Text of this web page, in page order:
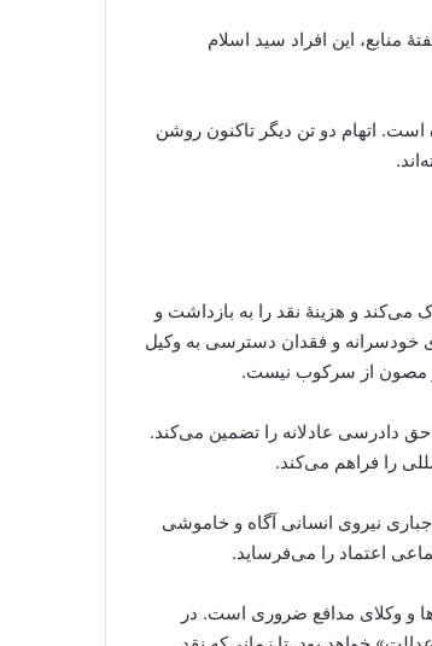
منابع، این افراد سید اسلام
اتهام دو تن دیگر تاکنون روشن
می‌کند و هزینهٔ نقد را به بازداشت و
خودسرانه و فقدان دسترسی به وکیل
مصون از سرکوب نیست.
دادرسی عادلانه را تضمین می‌کند.
را فراهم می‌کند.
نیروی انسانی آگاه و خاموشی
اعتماد را می‌فرساید.
و وکلای مدافع ضروری است. در